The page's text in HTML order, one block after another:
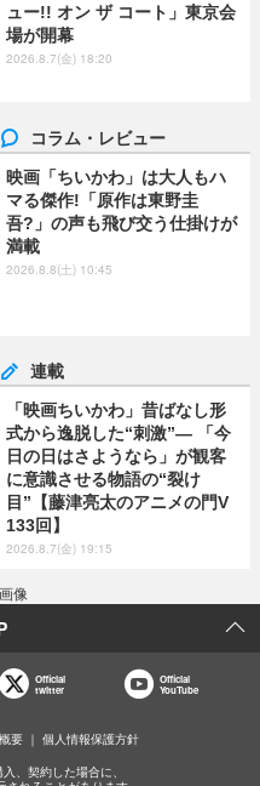
ュー!! オン ザ コート」東京会
場が開幕
2026.8.7(金) 18:20
コラム・レビュー
映画「ちいかわ」は大人もハ
マる傑作!「原作は東野圭
吾?」の声も飛び交う仕掛けが
満載
2026.8.8(土) 10:45
連載
「映画ちいかわ」昔ばなし形
式から逸脱した“刺激”― 「今
日の日はさようなら」が観客
に意識させる物語の“裂け
目”【藤津亮太のアニメの門V
133回】
2026.8.7(金) 19:15
像
Official
twitter
Official
YouTube
要 個人情報保護方針
、契約した場合に、